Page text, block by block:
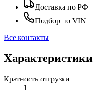
Доставка по РФ
Подбор по VIN
Все контакты
Характеристики
Кратность отгрузки
1